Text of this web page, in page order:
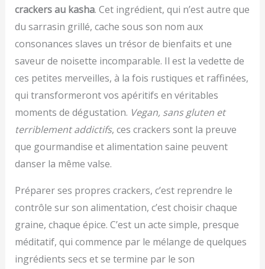
crackers au kasha. Cet ingrédient, qui n’est autre que
du sarrasin grillé, cache sous son nom aux
consonances slaves un trésor de bienfaits et une
saveur de noisette incomparable. Il est la vedette de
ces petites merveilles, à la fois rustiques et raffinées,
qui transformeront vos apéritifs en véritables
moments de dégustation. Vegan, sans gluten et
terriblement addictifs, ces crackers sont la preuve
que gourmandise et alimentation saine peuvent
danser la même valse.
Préparer ses propres crackers, c’est reprendre le
contrôle sur son alimentation, c’est choisir chaque
graine, chaque épice. C’est un acte simple, presque
méditatif, qui commence par le mélange de quelques
ingrédients secs et se termine par le son